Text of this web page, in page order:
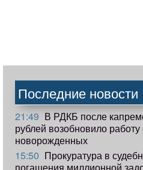
Последние новости
21:49 В РДКБ после
рублей возобновило
новорожденных
15:50 Прокуратура в